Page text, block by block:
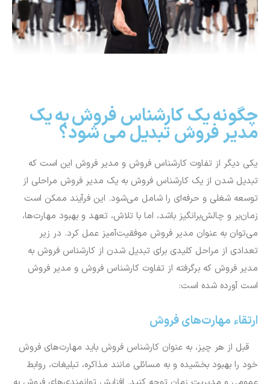
چگونه یک کارشناس فروش به یک
مدیر فروش تبدیل می شود؟
یکی دیگر از تفاوت کارشناس فروش و مدیر فروش این است که
تبدیل شدن از یک کارشناس فروش به یک مدیر فروش مراحلی از
توسعه شغلی و حرفه‌ای را شامل می‌شود. این فرآیند ممکن است
زمان‌بر و چالش‌برانگیز باشد، اما با تلاش، تعهد و بهبود مهارت‌ها،
می‌توان به عنوان مدیر فروش موفقیت‌آمیز عمل کرد. در زیر
تعدادی از مراحل کلیدی برای تبدیل شدن از کارشناس فروش به
مدیر فروش که برگرفته از تفاوت کارشناس فروش و مدیر فروش
است آورده شده است:
ارتقاء مهارت‌های فروش
قبل از هر چیز، به عنوان کارشناس فروش باید مهارت‌های فروش
خود را بهبود بخشیده و به مسائلی مانند مذاکره، تبلیغات، روابط